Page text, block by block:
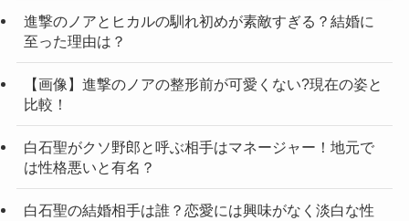
進撃のノアとヒカルの馴れ初めが素敵すぎる？結婚に
至った理由は？
【画像】進撃のノアの整形前が可愛くない?現在の姿と
比較！
白石聖がクソ野郎と呼ぶ相手はマネージャー！地元で
は性格悪いと有名？
白石聖の結婚相手は誰？恋愛には興味がなく淡白な性